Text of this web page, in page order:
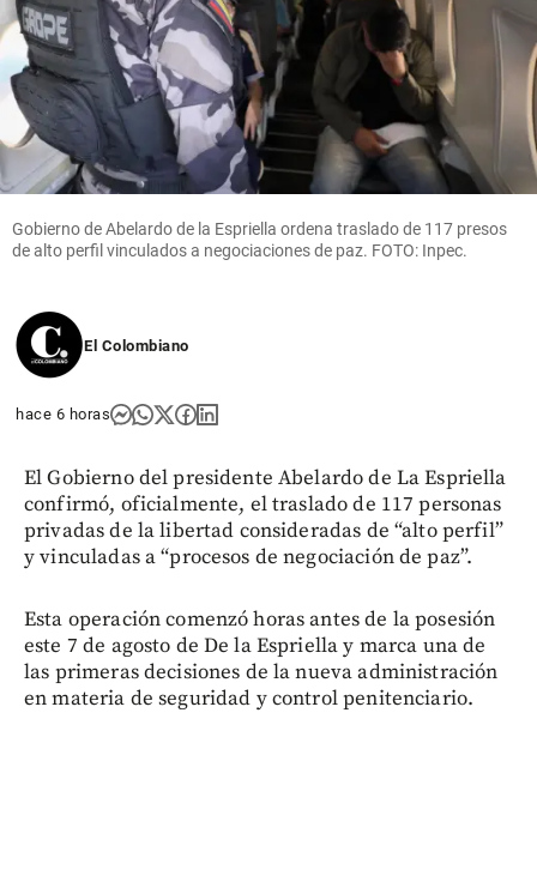
Gobierno de Abelardo de la Espriella ordena traslado de 117 presos
de alto perfil vinculados a negociaciones de paz. FOTO: Inpec.
El Colombiano
hace 6 horas
El Gobierno del presidente Abelardo de La Espriella
confirmó, oficialmente, el traslado de 117 personas
privadas de la libertad consideradas de “alto perfil”
y vinculadas a “procesos de negociación de paz”.
Esta operación comenzó horas antes de la posesión
este 7 de agosto de De la Espriella y marca una de
las primeras decisiones de la nueva administración
en materia de seguridad y control penitenciario.